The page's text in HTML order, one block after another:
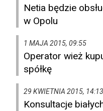
Netia będzie
w Opolu
1 MAJA 2015, 09:55
Operator wież
spółkę
29 KWIETNIA 2015, 14:13
Konsultacje